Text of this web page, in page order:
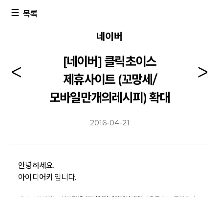
목록
네이버
[네이버] 클릭초이스
제휴사이트 (꼬망세/
모바일만개의레시피) 확대
2016-04-21
안녕하세요.
아이디어키 입니다.